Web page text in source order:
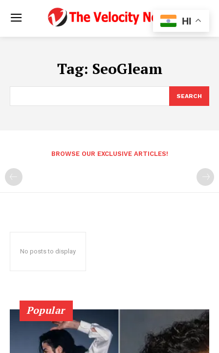
Tag: SeoGleam
SEARCH
BROWSE OUR EXCLUSIVE ARTICLES!
No posts to display
Popular
HI